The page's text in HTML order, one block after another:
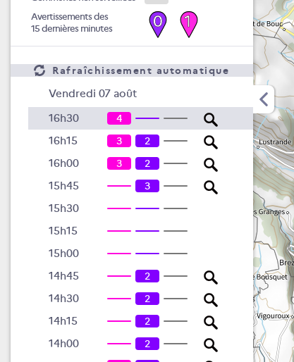
Avertissements des
15 dernières minutes
0 1
Rafraîchissement automatique
Vendredi 07 août
16h30
4
16h15
3
2
16h00
3
2
15h45
3
15h30
15h15
15h00
14h45
2
14h30
2
14h15
2
14h00
2